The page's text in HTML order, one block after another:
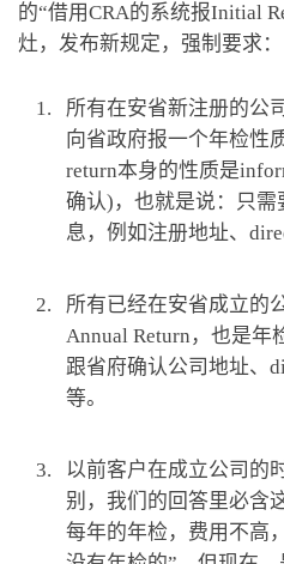
的“借用CRA的系统报Initial
灶，发布新规定，强制要求：
所有在安省新注册的公
向省政府报一个年检性
return本身的性质是
确认)，也就是说：只
息，例如注册地址、
所有已经在安省成立的
Annual Return，也是年
跟省府确认公司地址、
等。
以前客户在成立公司的
别，我们的回答里必含
每年的年检，费用不高